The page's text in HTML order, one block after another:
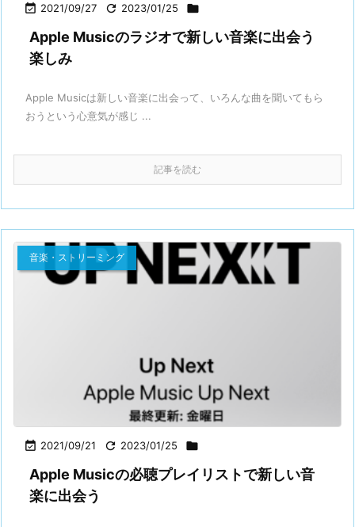
 2021/09/27  2023/01/25 
Apple Musicのラジオで新しい音楽に出会う
楽しみ
Apple Musicは新しい音楽に出会って、いろんな曲を聞いてもら
おうという心意気が感じ ...
記事を読む
 2021/09/21  2023/01/25 
音楽・ストリーミング
Apple Musicの必聴プレイリストで新しい音
楽に出会う